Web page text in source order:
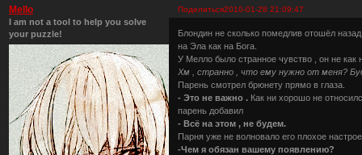
Поделиться2010-01-28 21:09:47
Mello
I am not a tool to help you solve
your puzzle!
Блондин не сколько помедлив отошёл
на Эла как на Бога.
У Мелло было странное чувство , он не как
Хм , странно , что ему нужно от меня?
Парень смотрел брюнету прямо в глаза.
- Это не важно . Как ни хорошо не
парень добавил
- Всё на этом , не будем.
Парня уже не волновало его плохое
-Чем я обязан вашему появлению?